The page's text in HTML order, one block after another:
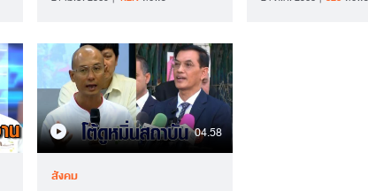
04.58
สังคม